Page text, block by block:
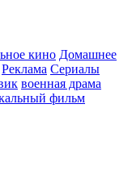
кино Домашнее
Реклама Сериалы
военная драма
фильм